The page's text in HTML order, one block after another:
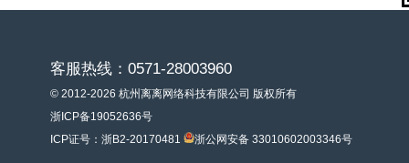
客服热线：0571-28003960
© 2012-2026 杭州离离网络科技有限公司 版权所有
浙ICP备19052636号
ICP证号：浙B2-20170481
浙公网安备 33010602003346号